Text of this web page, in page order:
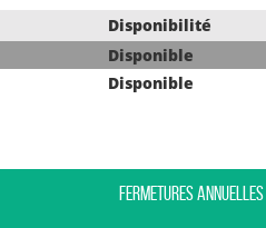
Disponibilité
Disponible
Disponible
Fermetures annuelles